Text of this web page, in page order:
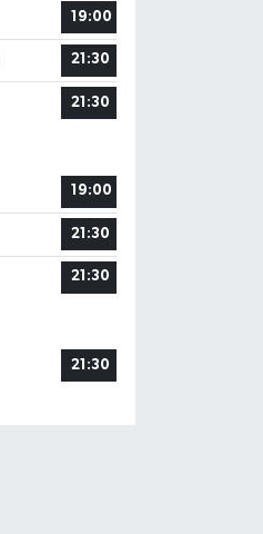
19:00
21:30
21:30
19:00
21:30
21:30
21:30